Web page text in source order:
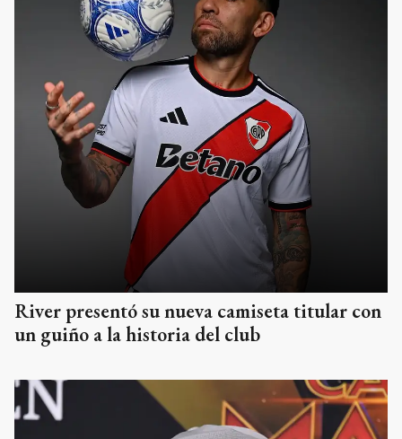
River presentó su nueva camiseta titular con
un guiño a la historia del club